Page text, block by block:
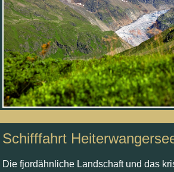
Schifffahrt
Die fjordähnliche Landschaft und das